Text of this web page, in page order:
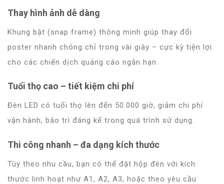
Thay hình ảnh dễ dàng
Khung bật (snap frame) thông minh giúp thay đổi
poster nhanh chóng chỉ trong vài giây – cực kỳ tiện lợi
cho các chiến dịch quảng cáo ngắn hạn.
Tuổi thọ cao – tiết kiệm chi phí
Đèn LED có tuổi thọ lên đến 50.000 giờ, giảm chi phí
vận hành, bảo trì đáng kể trong quá trình sử dụng.
Thi công nhanh – đa dạng kích thước
Tùy theo nhu cầu, bạn có thể đặt hộp đèn với kích
thước linh hoạt như A1, A2, A3, hoặc theo yêu cầu